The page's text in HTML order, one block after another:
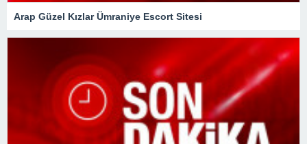
Arap Güzel Kızlar Ümraniye Escort Sitesi